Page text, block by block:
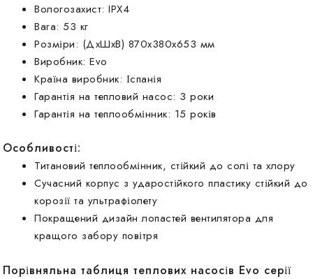
Вологозахист: IPX4
Вага: 53 кг
Розміри: (ДхШхВ) 870х380х653 мм
Виробник: Evo
Країна виробник: Іспанія
Гарантія на тепловий насос: 3 роки
Гарантія на теплообмінник: 15 років
Особливості:
Титановий теплообмінник, стійкий до солі та хлору
Сучасний корпус з ударостійкого пластику стійкий до
корозії та ультрафіолету
Покращений дизайн лопастей вентилятора для
кращого забору повітря
Порівняльна таблиця теплових насосів Evo серії